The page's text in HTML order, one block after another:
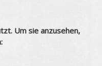
Um sie anzusehen,